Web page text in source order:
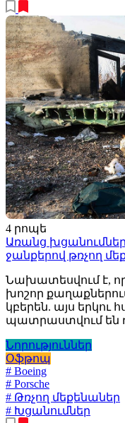
4 րոպե
Առանց
ջանքերով թռչող
Նախատեսվում է, որ
խոշոր
կբերեն. այս երկու
պատրաստվում են
Նորություններ
Օֆթոպ
# Boeing
# Porsche
# Թռչող մեքենաներ
# Խցանումներ